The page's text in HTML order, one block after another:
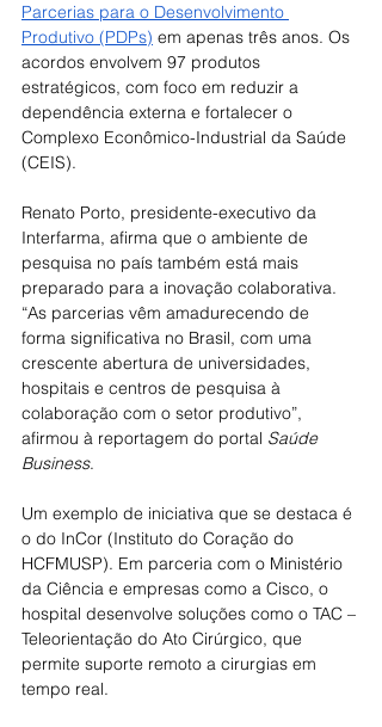
Parcerias para o Desenvolvimento
Produtivo (PDPs) em apenas três anos. Os
acordos envolvem 97 produtos
estratégicos, com foco em reduzir a
dependência externa e fortalecer o
Complexo Econômico-Industrial da Saúde
(CEIS).
Renato Porto, presidente-executivo da
Interfarma, afirma que o ambiente de
pesquisa no país também está mais
preparado para a inovação colaborativa.
“As parcerias vêm amadurecendo de
forma significativa no Brasil, com uma
crescente abertura de universidades,
hospitais e centros de pesquisa à
colaboração com o setor produtivo”,
afirmou à reportagem do portal Saúde
Business.
Um exemplo de iniciativa que se destaca é
o do InCor (Instituto do Coração do
HCFMUSP). Em parceria com o Ministério
da Ciência e empresas como a Cisco, o
hospital desenvolve soluções como o TAC –
Teleorientação do Ato Cirúrgico, que
permite suporte remoto a cirurgias em
tempo real.